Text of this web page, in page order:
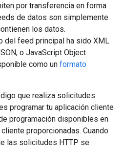
por transferencia en forma
de datos son simplemente
los datos.
del feed principal ha sido XML
o JavaScript Object
como un formato
que realiza solicitudes
programar tu aplicación cliente
programación disponibles en
proporcionadas. Cuando
las solicitudes HTTP se